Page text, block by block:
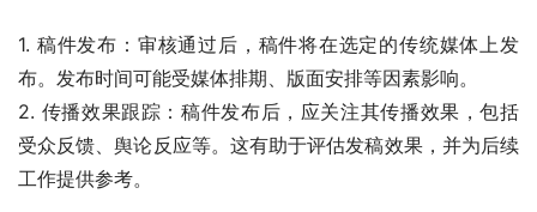
1. 稿件发布：审核通过后，稿件将在选定的传统媒体上发
布。发布时间可能受媒体排期、版面安排等因素影响。
2. 传播效果跟踪：稿件发布后，应关注其传播效果，包括
受众反馈、舆论反应等。这有助于评估发稿效果，并为后续
工作提供参考。